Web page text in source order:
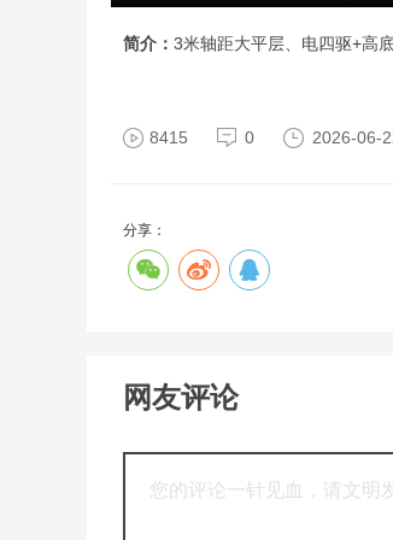
简介： 3米轴距大平层、电四驱+高
8415 0 2026-06-
分享：
网友评论